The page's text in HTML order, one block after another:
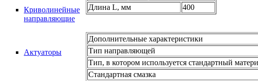
Криволинейные
направляющие
Актуаторы
Длина L, мм
400
Дополнительные характеристики
Тип направляющей
Тип, в котором используется стандартный
Стандартная смазка